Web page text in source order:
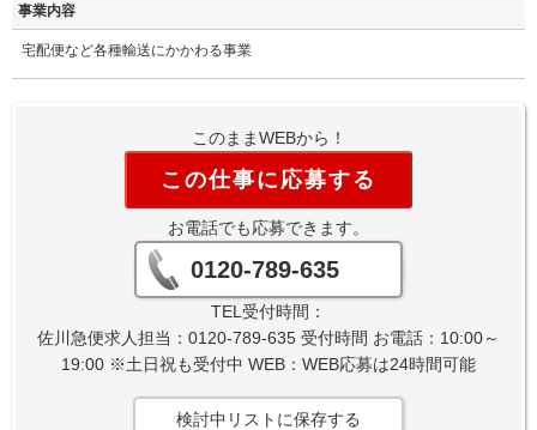
事業内容
宅配便など各種輸送にかかわる事業
このままWEBから！
この仕事に応募する
お電話でも応募できます。
0120-789-635
TEL受付時間：
佐川急便求人担当：0120-789-635 受付時間 お電話：10:00～
19:00 ※土日祝も受付中 WEB：WEB応募は24時間可能
検討中リストに保存する